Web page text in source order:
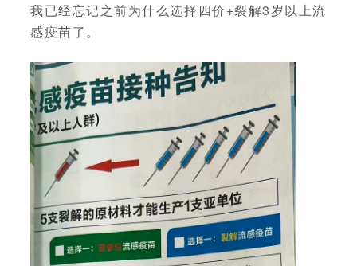
我已经忘记之前为什么选择四价+裂解3岁以上流
感疫苗了。